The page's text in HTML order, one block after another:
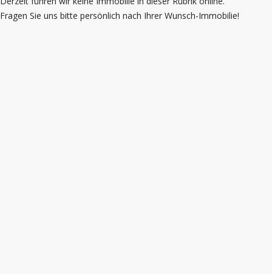
Fragen Sie uns bitte persönlich nach Ihrer Wunsch-Immobilie!